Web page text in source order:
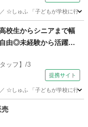
☆しゅふ 「子どもが学校に行っ
校生からシニアまで幅
由◎未経験から活躍で
ッフ】
ッフ】/3
提携サイト
☆しゅふ 「子どもが学校に行っ
売